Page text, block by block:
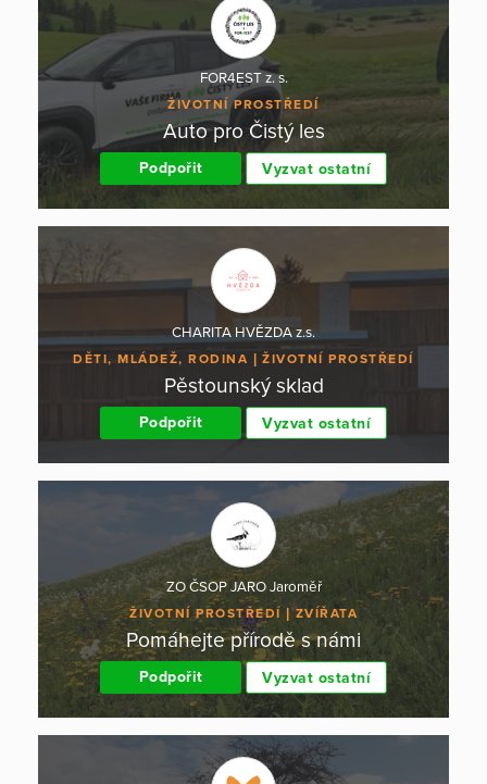
FOR4EST z. s.
ŽIVOTNÍ PROSTŘEDÍ
Auto pro Čistý les
Podpořit Vyzvat ostatní
CHARITA HVĚZDA z.s.
DĚTI, MLÁDEŽ, RODINA ŽIVOTNÍ PROSTŘEDÍ
Pěstounský sklad
Podpořit Vyzvat ostatní
ZO ČSOP JARO Jaroměř
ŽIVOTNÍ PROSTŘEDÍ ZVÍŘATA
Pomáhejte přírodě s námi
Podpořit Vyzvat ostatní